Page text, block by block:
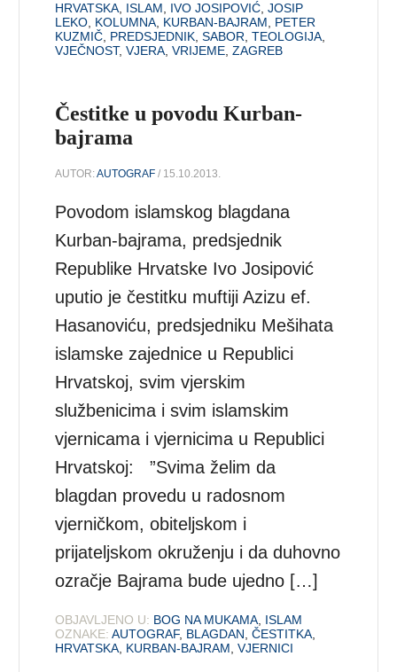
HRVATSKA ISLAM IVO JOSIPOVIĆ ,JOSIP
LEKO KOLUMNA KURBAN-BAJRAM
PETER
KUZMIČ PREDSJEDNIK ,SABOR ,TEOLOGIJA
VJEČNOST,VJERA ,VRIJEME ,ZAGREB
Čestitke u povodu Kurban-
bajrama
AUTOR:AUTOGRAF / 15.10.2013.
Povodom islamskog blagdana
Kurban-bajrama, predsjednik
Republike Hrvatske Ivo Josipović
uputio je čestitku muftiji Azizu ef.
Hasanoviću, predsjedniku Mešihata
islamske zajednice u Republici
Hrvatskoj, svim vjerskim
službenicima i svim islamskim
vjernicama i vjernicima u Republici
Hrvatskoj: ”Svima želim da
blagdan provedu u radosnom
vjerničkom, obiteljskom i
prijateljskom okruženju i da duhovno
ozračje Bajrama bude ujedno […]
OBJAVLJENO U: BOG NA MUKAMA ISLAM
OZNAKE: AUTOGRAF, BLAGDAN ,ČESTITKA
HRVATSKA KURBAN-BAJRAM ,VJERNICI